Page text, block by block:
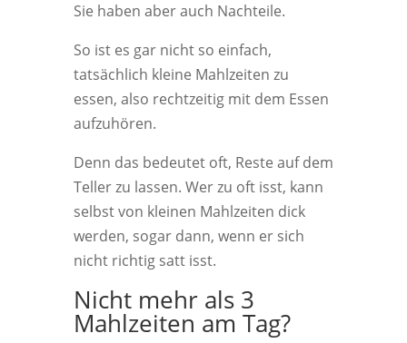
Sie haben aber auch Nachteile.
So ist es gar nicht so einfach,
tatsächlich kleine Mahlzeiten zu
essen, also rechtzeitig mit dem Essen
aufzuhören.
Denn das bedeutet oft, Reste auf dem
Teller zu lassen. Wer zu oft isst, kann
selbst von kleinen Mahlzeiten dick
werden, sogar dann, wenn er sich
nicht richtig satt isst.
Nicht mehr als 3
Mahlzeiten am Tag?